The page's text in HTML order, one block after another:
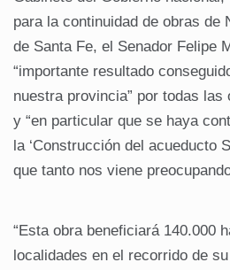
para la continuidad de obras de
de Santa Fe, el Senador Felipe
“importante resultado
nuestra provincia” por todas
y “en particular que se haya
la ‘Construcción del acueducto
que tanto nos viene
“Esta obra beneficiará 140.000
localidades en el recorrido de